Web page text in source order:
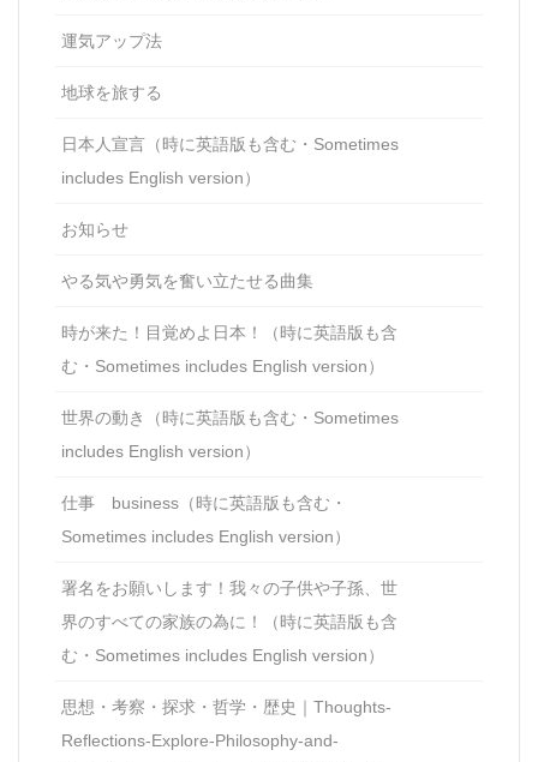
運気アップ法
地球を旅する
日本人宣言（時に英語版も含む・Sometimes
includes English version）
お知らせ
やる気や勇気を奮い立たせる曲集
時が来た！目覚めよ日本！（時に英語版も含
む・Sometimes includes English version）
世界の動き（時に英語版も含む・Sometimes
includes English version）
仕事 business（時に英語版も含む・
Sometimes includes English version）
署名をお願いします！我々の子供や子孫、世
界のすべての家族の為に！（時に英語版も含
む・Sometimes includes English version）
思想・考察・探求・哲学・歴史｜Thoughts-
Reflections-Explore-Philosophy-and-